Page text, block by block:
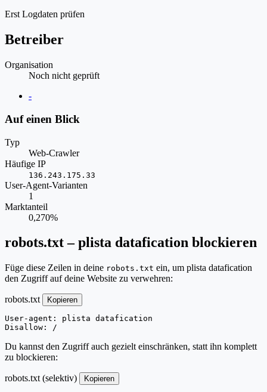
Erst Logdaten prüfen
Betreiber
Organisation
Noch nicht geprüft
Website
-
Auf einen Blick
Typ
Web-Crawler
Häufige IP
136.243.175.33
User-Agent-Varianten
1
Marktanteil
0,270%
robots.txt – plista datafication blockieren
Füge diese Zeilen in deine robots.txt ein, um plista datafication
den Zugriff auf deine Website zu verwehren:
robots.txt Kopieren
User-agent: plista datafication
Disallow: /
Du kannst den Zugriff auch gezielt einschränken, statt ihn komplett
zu blockieren:
robots.txt (selektiv) Kopieren